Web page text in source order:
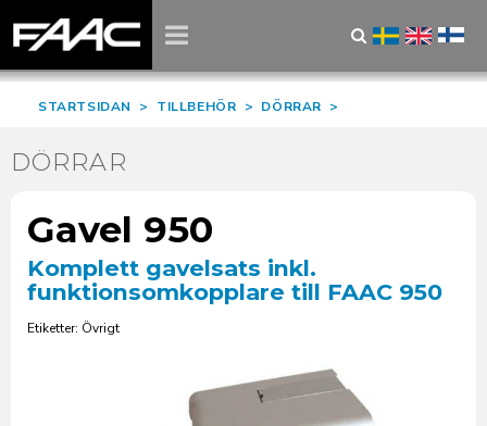
STARTSIDAN > TILLBEHÖR > DÖRRAR >
DÖRRAR
Gavel 950
Komplett gavelsats inkl.
funktionsomkopplare till FAAC 950
Etiketter: Övrigt